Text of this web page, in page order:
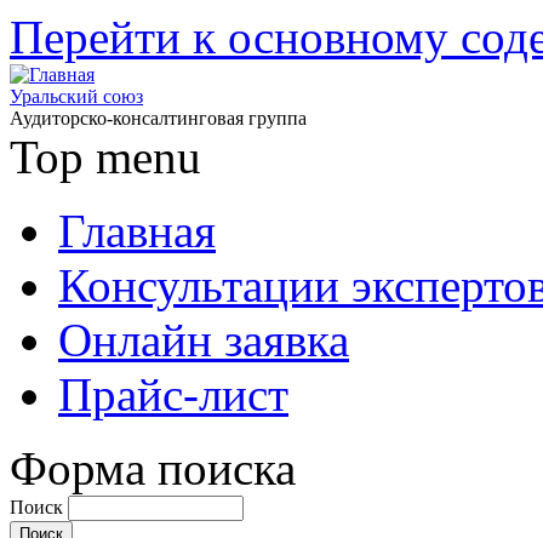
Перейти к основному
Уральский союз
Аудиторско-консалтинговая группа
Top menu
Главная
Консультации
Онлайн заявка
Прайс-лист
Форма поиска
Поиск